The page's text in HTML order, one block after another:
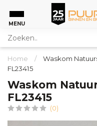
MENU
Home /
Waskom
FL23415
Waskom
FL23415
(0)